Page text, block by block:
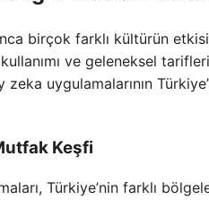
birçok farklı kültürün
ve geleneksel
uygulamalarının
Keşfi
Türkiye’nin farklı